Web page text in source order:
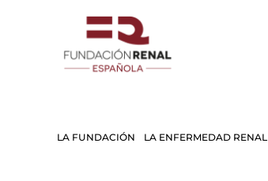
LA FUNDACIÓN LA ENFERMEDAD RENAL